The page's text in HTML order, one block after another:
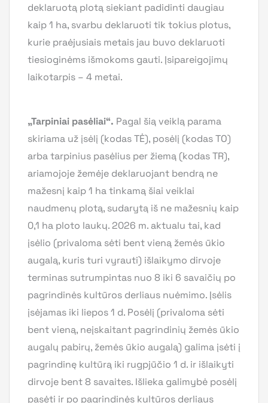
deklaruotą plotą siekiant padidinti daugiau
kaip 1 ha, svarbu deklaruoti tik tokius plotus,
kurie praėjusiais metais jau buvo deklaruoti
tiesioginėms išmokoms gauti. Įsipareigojimų
laikotarpis – 4 metai.
„Tarpiniai pasėliai“. Pagal šią veiklą parama
skiriama už įsėlį (kodas TĖ), posėlį (kodas TO)
arba tarpinius pasėlius per žiemą (kodas TR),
ariamojoje žemėje deklaruojant bendrą ne
mažesnį kaip 1 ha tinkamą šiai veiklai
naudmenų plotą, sudarytą iš ne mažesnių kaip
0,1 ha ploto laukų. 2026 m. aktualu tai, kad
įsėlio (privaloma sėti bent vieną žemės ūkio
augalą, kuris turi vyrauti) išlaikymo dirvoje
terminas sutrumpintas nuo 8 iki 6 savaičių po
pagrindinės kultūros derliaus nuėmimo. Įsėlis
įsėjamas iki liepos 1 d. Posėlį (privaloma sėti
bent vieną, neįskaitant pagrindinių žemės ūkio
augalų pabirų, žemės ūkio augalą) galima įsėti į
pagrindinę kultūrą iki rugpjūčio 1 d. ir išlaikyti
dirvoje bent 8 savaites. Išlieka galimybė posėlį
pasėti ir po pagrindinės kultūros derliaus